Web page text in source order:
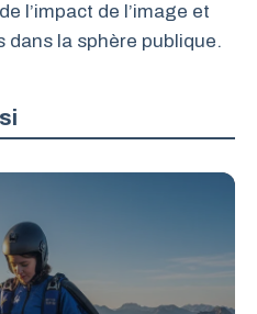
l’impact de l’image et
dans la sphère publique.